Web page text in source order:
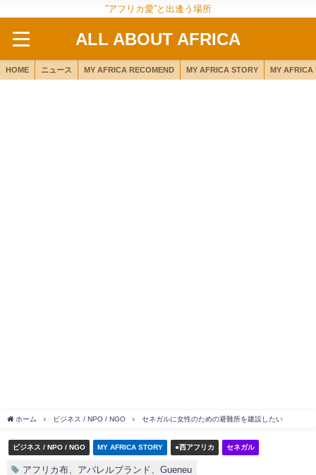
”アフリカ愛”と出逢う場所
ALL ABOUT AFRICA
HOME ニュース MY AFRICA RECOMEND MY AFRICA STORY MY AFRICA
ホーム ビジネス / NPO / NGO セネガルに女性のための避難所を建設したい
ビジネス / NPO / NGO MY AFRICA STORY ●西アフリカ セネガル
アフリカ布、アパレルブランド、Gueneu